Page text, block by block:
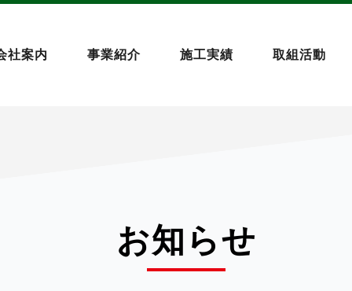
社案内 事業紹介 施工実績 取組活動
お知らせ